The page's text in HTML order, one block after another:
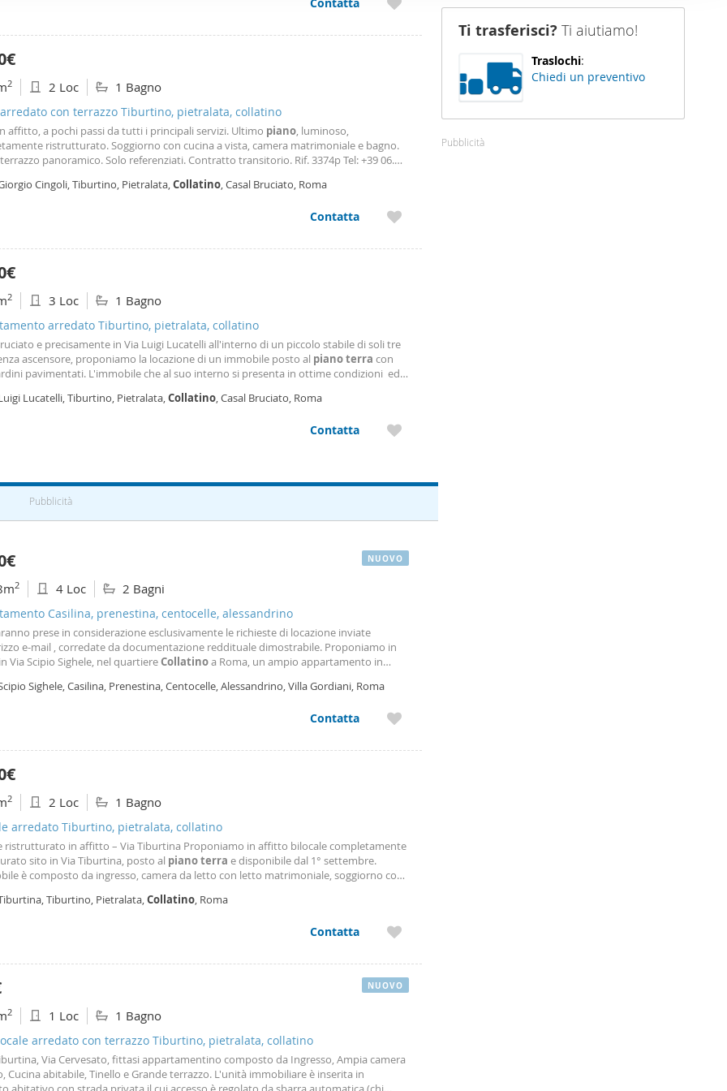
Condividiamo inoltre informazioni sul modo in cui utilizza il nostro sito
di analisi dei dati web, pubblicità e social media, i quali potrebbero
che ha fornito loro o che hanno raccolto dal suo utilizzo dei loro
2 2 Loc 1 Bagno
con terrazzo Tiburtino, pietralata, collatino
affitto, a pochi passi da tutti i principali servizi. Ultimo piano, luminoso,
ristrutturato. Soggiorno con cucina a vista, camera matrimoniale e bagno.
panoramico. Solo referenziati. Contratto transitorio. Rif. 3374p Tel: +39 06.
renovated. Living room with
Cingoli, Tiburtino, Pietralata,Collatino, Casal Bruciato, Roma
Contatta
2 3 Loc 1 Bagno
arredato Tiburtino, pietralata, collatino
e precisamente in Via Luigi Lucatelli all'interno di un piccolo stabile di soli tre
ascensore, proponiamo la locazione di un immobile posto al pianoterra con
pavimentati. L'immobile che al suo interno si presenta in ottime condizioni ed è
la proprietà un
Lucatelli, Tiburtino, Pietralata,Collatino, Casal Bruciato, Roma
Contatta
Pubblicità
2 4 Loc 2 Bagni
Casilina, prenestina, centocelle, alessandrino
prese in considerazione esclusivamente le richieste di locazione inviate
e-mail , corredate da documentazione reddituale dimostrabile. Proponiamo in
Via Scipio Sighele, nel quartiereCollatinoa Roma, un ampio appartamento in
di 8 piani totali dotato di
Sighele, Casilina, Prenestina, Centocelle, Alessandrino, Villa Gordiani, Roma
Contatta
NUOVO
2 2 Loc 1 Bagno
arredato Tiburtino, pietralata, collatino
ristrutturato in affitto – Via Tiburtina Proponiamo in affitto bilocale completamente
sito in Via Tiburtina, posto al pianoterra e disponibile dal 1° settembre.
è composto da ingresso, camera da letto con letto matrimoniale, soggiorno con
chi cerca un ambiente
Tiburtino, Pietralata,Collatino, Roma
Contatta
2 1 Loc 1 Bagno
arredato con terrazzo Tiburtino, pietralata, collatino
Via Cervesato, fittasi appartamentino composto da Ingresso, Ampia camera
Cucina abitabile, Tinello e Grande terrazzo. L'unità immobiliare è inserita in
NUOVO
Ti trasferisci? Ti aiutiamo!
Traslochi:
Chiedi un preventivo
Pubblicità